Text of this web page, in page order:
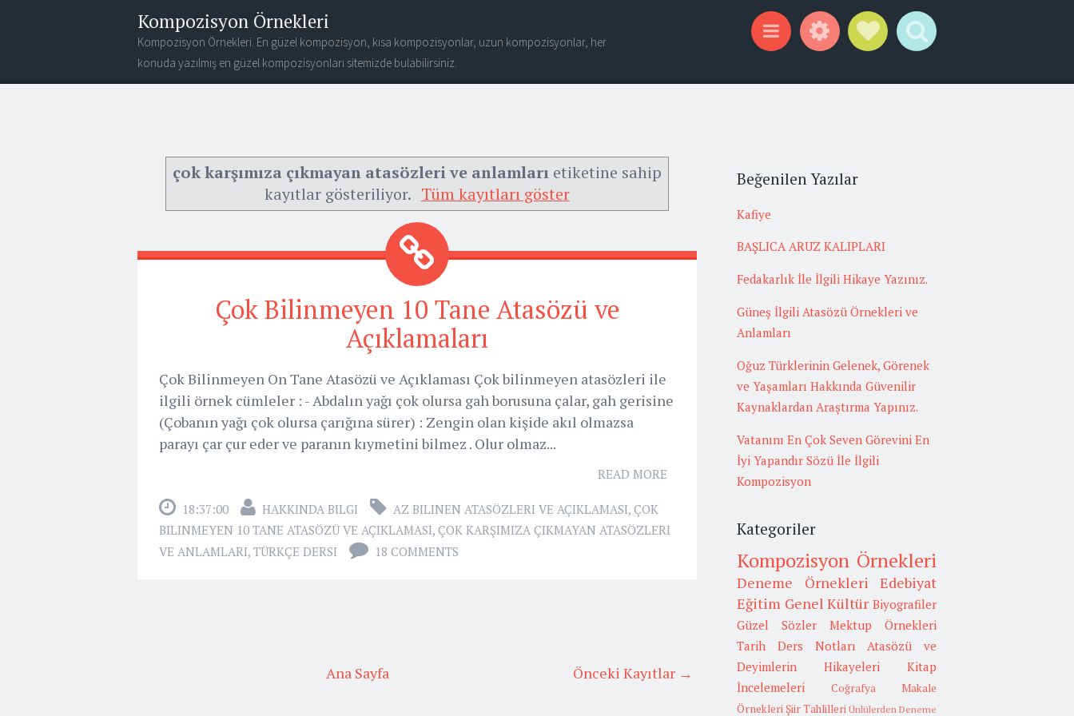
Kompozisyon Örnekleri
Kompozisyon Örnekleri. En güzel kompozisyon, kısa kompozisyonlar, uzun kompozisyonlar, her
konuda yazılmış en güzel kompozisyonları sitemizde bulabilirsiniz.
çok karşımıza çıkmayan atasözleri ve anlamları etiketine sahip
kayıtlar gösteriliyor. Tüm kayıtları göster
Çok Bilinmeyen 10 Tane Atasözü ve
Açıklamaları
Çok Bilinmeyen On Tane Atasözü ve Açıklaması Çok bilinmeyen atasözleri ile
ilgili örnek cümleler : - Abdalın yağı çok olursa gah borusuna çalar, gah gerisine
(Çobanın yağı çok olursa çarığına sürer) : Zengin olan kişide akıl olmazsa
parayı çar çur eder ve paranın kıymetini bilmez . Olur olmaz...
READ MORE
18:37:00 HAKKINDA BILGI AZ BILINEN ATASÖZLERI VE AÇIKLAMASI, ÇOK
BILINMEYEN 10 TANE ATASÖZÜ VE AÇIKLAMASI, ÇOK KARŞIMIZA ÇIKMAYAN ATASÖZLERI
VE ANLAMLARI, TÜRKÇE DERSI 18 COMMENTS
Önceki Kayıtlar →
Ana Sayfa
Beğenilen Yazılar
Kafiye
BAŞLICA ARUZ KALIPLARI
Fedakarlık İle İlgili Hikaye Yazınız.
Güneş İlgili Atasözü Örnekleri ve
Anlamları
Oğuz Türklerinin Gelenek, Görenek
ve Yaşamları Hakkında Güvenilir
Kaynaklardan Araştırma Yapınız.
Vatanını En Çok Seven Görevini En
İyi Yapandır Sözü İle İlgili
Kompozisyon
Kategoriler
Kompozisyon Örnekleri
Deneme Örnekleri
Edebiyat
Eğitim Genel Kültür Biyografiler
Güzel Sözler
Mektup Örnekleri
Tarih
Ders Notları
Atasözü ve
Deyimlerin Hikayeleri
Kitap
İncelemeleri
Coğrafya
Makale
Örnekleri Şiir Tahlilleri Ünlülerden Deneme